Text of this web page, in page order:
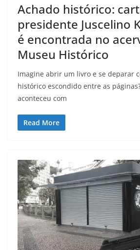
Achado histórico:
presidente Juscelino
é encontrada no
Museu Histórico
Imagine abrir um livro e se deparar
histórico escondido entre as
aconteceu com
Read More